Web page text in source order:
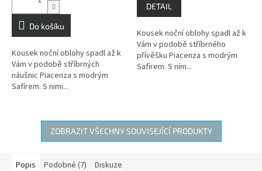
z
hvězdiček.
Do košíku
Kousek noční oblohy spadl až k
Vám v podobě stříbrných
náušnic Piacenza s modrým
Safírem. S nimi...
DETAIL
Kousek noční oblohy spadl až k
Vám v podobě stříbrného
přívěšku Piacenza s modrým
Safírem. S ním...
ZOBRAZIT VŠECHNY SOUVISEJÍCÍ PRODUKTY
Popis Podobné (7) Diskuze